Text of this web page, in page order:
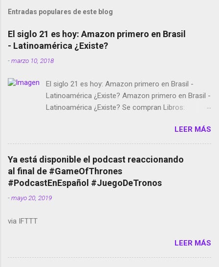
Entradas populares de este blog
El siglo 21 es hoy: Amazon primero en Brasil
- Latinoamérica ¿Existe?
-marzo 10, 2018
El siglo 21 es hoy: Amazon primero en Brasil -
Latinoamérica ¿Existe? Amazon primero en Brasil -
Latinoamérica ¿Existe? Se compran Libros:
temporada de Black Mirror Twitter deja de verificar
cuentas Responden los fotógrafos Brian May y el
copyright en Instagram Música y vídeo selfies en la
red social Riddley Scott saca a Kevin Spacey de su
película Francisco regaña a los que usan el
smartphone en sus misas La serie de la Tierra
Media GoBee - StartUp de bicicletas de alquiler
Live Photos en Google Photos Llegando Partimos
Dictados en Android El tamaño y su importancia...
LEER MÁS
Ya está disponible el podcast reaccionando
al final de #GameOfThrones
#PodcastEnEspañol #JuegoDeTronos
-mayo 20, 2019
via IFTTT
LEER MÁS